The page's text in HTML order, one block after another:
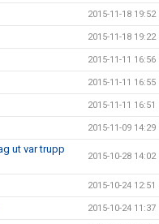
2015-11-18 19:52
2015-11-18 19:22
2015-11-11 16:56
2015-11-11 16:55
2015-11-11 16:51
2015-11-09 14:29
ut var trupp
2015-10-28 14:02
2015-10-24 12:51
2015-10-24 11:37